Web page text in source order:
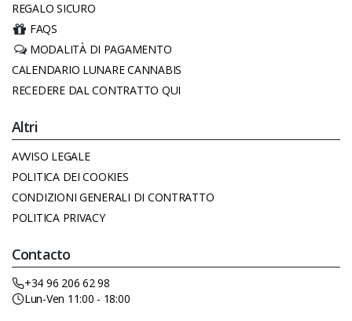
REGALO SICURO
FAQS
MODALITÀ DI PAGAMENTO
CALENDARIO LUNARE CANNABIS
RECEDERE DAL CONTRATTO QUI
Altri
AVVISO LEGALE
POLITICA DEI COOKIES
CONDIZIONI GENERALI DI CONTRATTO
POLITICA PRIVACY
Contacto
+34 96 206 62 98
Lun-Ven 11:00 - 18:00